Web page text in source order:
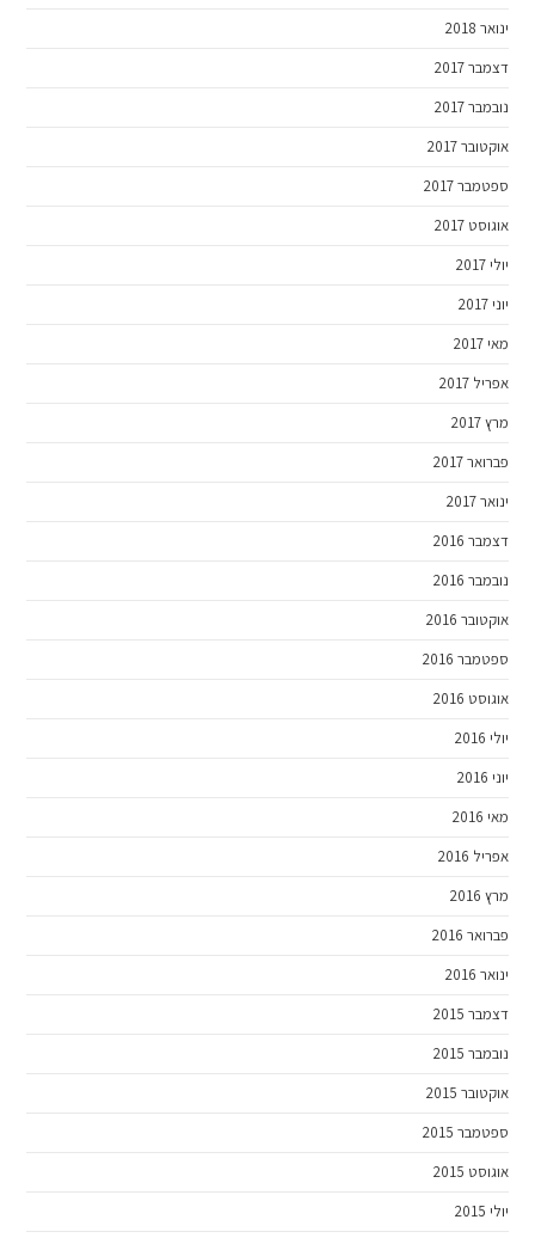
ינואר 2018
דצמבר 2017
נובמבר 2017
אוקטובר 2017
ספטמבר 2017
אוגוסט 2017
יולי 2017
יוני 2017
מאי 2017
אפריל 2017
מרץ 2017
פברואר 2017
ינואר 2017
דצמבר 2016
נובמבר 2016
אוקטובר 2016
ספטמבר 2016
אוגוסט 2016
יולי 2016
יוני 2016
מאי 2016
אפריל 2016
מרץ 2016
פברואר 2016
ינואר 2016
דצמבר 2015
נובמבר 2015
אוקטובר 2015
ספטמבר 2015
אוגוסט 2015
יולי 2015